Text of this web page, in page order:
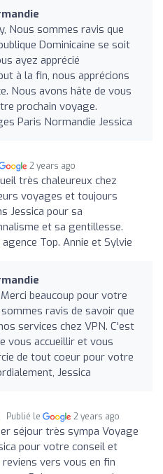
Nous sommes ravis que
Dominicaine se soit
ayez apprécié
à la fin, nous apprécions
Nous avons hâte de vous
prochain voyage.
Paris Normandie Jessica
2 years ago
très chaleureux chez
voyages et toujours
Jessica pour sa
et sa gentillesse.
Top. Annie et Sylvie
beaucoup pour votre
ravis de savoir que
services chez VPN. C'est
vous accueillir et vous
de tout coeur pour votre
Jessica
Publié le 2 years ago
séjour très sympa Voyage
pour votre conseil et
vers vous en fin